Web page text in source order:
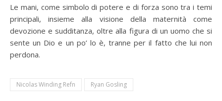
Le mani, come simbolo di potere e di forza sono tra i temi
principali, insieme alla visione della maternità come
devozione e sudditanza, oltre alla figura di un uomo che si
sente un Dio e un po’ lo è, tranne per il fatto che lui non
perdona.
Nicolas Winding Refn Ryan Gosling